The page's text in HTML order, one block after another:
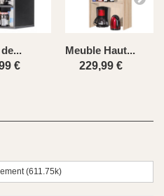
€
Meuble Haut...
229,99 €
(611.75k)